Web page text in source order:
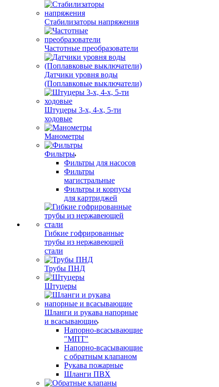
Стабилизаторы напряжения
Частотные преобразователи
Датчики уровня воды
(Поплавковые выключатели)
Штуцеры 3-х, 4-х, 5-ти
ходовые
Манометры
Фильтры
Фильтры для насосов
Фильтры
магистральные
Фильтры и корпусы
для картриджей
Гибкие гофрированные
трубы из нержавеющей
стали
Трубы ПНД
Штуцеры
Шланги и рукава напорные
и всасывающие
Напорно-всасывающие
"МПТ"
Напорно-всасывающие
с обратным клапаном
Рукава пожарные
Шланги ПВХ